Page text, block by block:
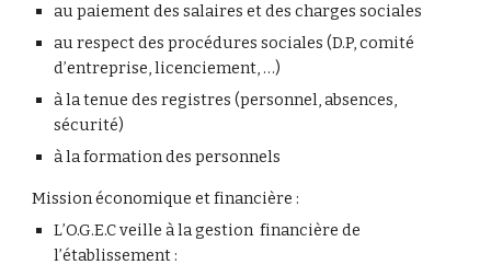
au paiement des salaires et des charges sociales
au respect des procédures sociales (D.P, comité
d’entreprise, licenciement, …)
à la tenue des registres (personnel, absences,
sécurité)
à la formation des personnels
Mission économique et financière :
L’O.G.E.C veille à la gestion  financière de
l’établissement :